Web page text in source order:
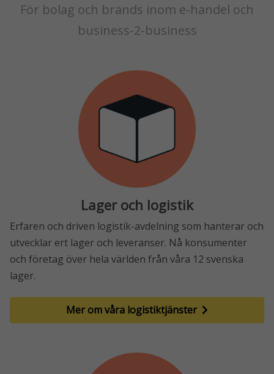
För bolag och brands inom e-handel och
business-2-business
Lager och logistik
Erfaren och driven logistik-avdelning som hanterar och
utvecklar ert lager och leveranser. Nå konsumenter
och företag över hela världen från våra 12 svenska
lager.
Mer om våra logistiktjänster